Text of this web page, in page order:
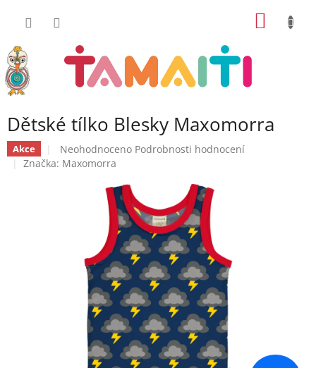
Dětské tílko Blesky Maxomorra
Akce
Průměrné
hodnocení
hvězdiček.
Neohodnoceno Podrobnosti hodnocení
Značka: Maxomorra